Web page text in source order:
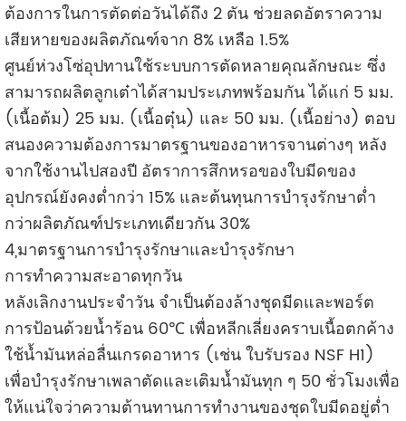
ต้องการในการตัดต่อวันได้ถึง 2 ตัน ช่วยลดอัตราความ
เสียหายของผลิตภัณฑ์จาก 8% เหลือ 1.5%
ศูนย์ห่วงโซ่อุปทานใช้ระบบการตัดหลายคุณลักษณะ ซึ่ง
สามารถผลิตลูกเต๋าได้สามประเภทพร้อมกัน ได้แก่ 5 มม.
(เนื้อต้ม) 25 มม. (เนื้อตุ๋น) และ 50 มม. (เนื้อย่าง) ตอบ
สนองความต้องการมาตรฐานของอาหารจานต่างๆ หลัง
จากใช้งานไปสองปี อัตราการสึกหรอของใบมีดของ
อุปกรณ์ยังคงต่ำกว่า 15% และต้นทุนการบำรุงรักษาต่ำ
กว่าผลิตภัณฑ์ประเภทเดียวกัน 30%
4,มาตรฐานการบำรุงรักษาและบำรุงรักษา
การทำความสะอาดทุกวัน
หลังเลิกงานประจำวัน จำเป็นต้องล้างชุดมีดและพอร์ต
การป้อนด้วยน้ำร้อน 60℃ เพื่อหลีกเลี่ยงคราบเนื้อตกค้าง
ใช้น้ำมันหล่อลื่นเกรดอาหาร (เช่น ใบรับรอง NSF H1)
เพื่อบำรุงรักษาเพลาตัดและเติมน้ำมันทุก ๆ 50 ชั่วโมงเพื่อ
ให้แน่ใจว่าความต้านทานการทำงานของชุดใบมีดอยู่ต่ำ